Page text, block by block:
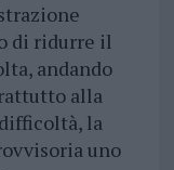
di ridurre il
andando
alla
la
uno